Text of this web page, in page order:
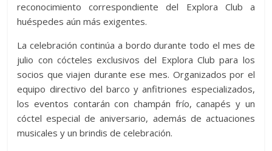
reconocimiento correspondiente del Explora Club a
huéspedes aún más exigentes.
La celebración continúa a bordo durante todo el mes de
julio con cócteles exclusivos del Explora Club para los
socios que viajen durante ese mes. Organizados por el
equipo directivo del barco y anfitriones especializados,
los eventos contarán con champán frío, canapés y un
cóctel especial de aniversario, además de actuaciones
musicales y un brindis de celebración.